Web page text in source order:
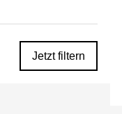
Jetzt filtern